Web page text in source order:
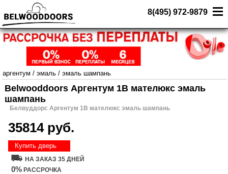
8(495) 972-9879
аргентум / эмаль / эмаль шампань
Belwooddoors Аргентум 1В мателюкс эмаль
шампань
Белвуддорс Аргентум 1В мателюкс эмаль шампань
35814 руб.
Купить дверь
НА ЗАКАЗ 35 ДНЕЙ
0% РАССРОЧКА